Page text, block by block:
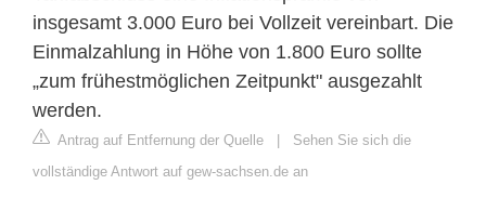
insgesamt 3.000 Euro bei Vollzeit vereinbart. Die
Einmalzahlung in Höhe von 1.800 Euro sollte
„zum frühestmöglichen Zeitpunkt" ausgezahlt
werden.
Antrag auf Entfernung der Quelle | Sehen Sie sich die
vollständige Antwort auf gew-sachsen.de an